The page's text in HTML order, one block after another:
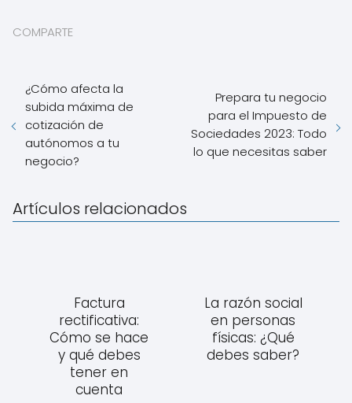
COMPARTE
¿Cómo afecta la
subida máxima de
cotización de
autónomos a tu
negocio?
Prepara tu negocio
para el Impuesto de
Sociedades 2023: Todo
lo que necesitas saber
Artículos relacionados
Factura
rectificativa:
Cómo se hace
y qué debes
tener en
cuenta
La razón social
en personas
físicas: ¿Qué
debes saber?